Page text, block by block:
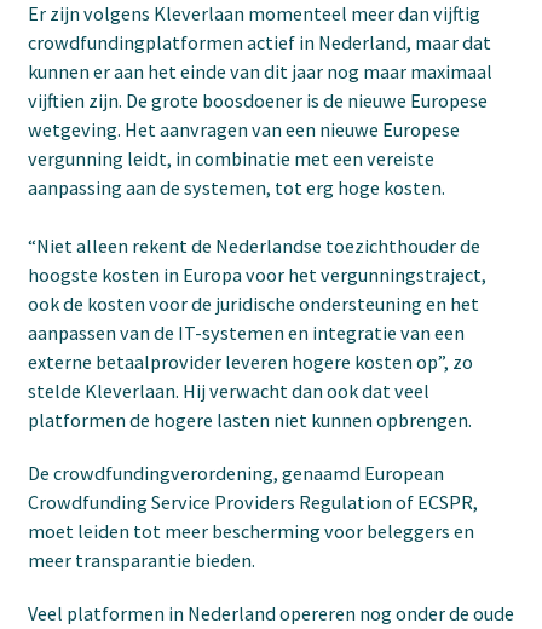
Er zijn volgens Kleverlaan momenteel meer dan vijftig
crowdfundingplatformen actief in Nederland, maar dat
kunnen er aan het einde van dit jaar nog maar maximaal
vijftien zijn. De grote boosdoener is de nieuwe Europese
wetgeving. Het aanvragen van een nieuwe Europese
vergunning leidt, in combinatie met een vereiste
aanpassing aan de systemen, tot erg hoge kosten.
“Niet alleen rekent de Nederlandse toezichthouder de
hoogste kosten in Europa voor het vergunningstraject,
ook de kosten voor de juridische ondersteuning en het
aanpassen van de IT-systemen en integratie van een
externe betaalprovider leveren hogere kosten op”, zo
stelde Kleverlaan. Hij verwacht dan ook dat veel
platformen de hogere lasten niet kunnen opbrengen.
De crowdfundingverordening, genaamd European
Crowdfunding Service Providers Regulation of ECSPR,
moet leiden tot meer bescherming voor beleggers en
meer transparantie bieden.
Veel platformen in Nederland opereren nog onder de oude